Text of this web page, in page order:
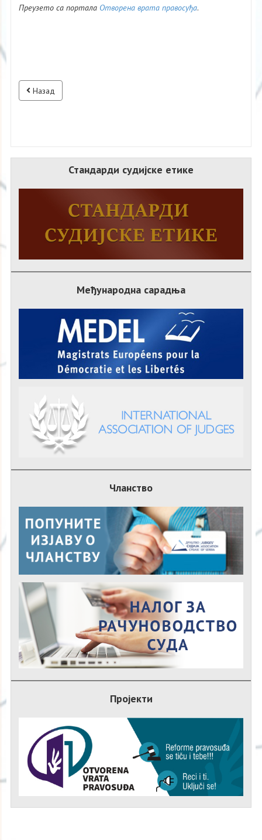
Преузето са портала Отворена врата правосуђа.
Назад
Стандарди судијске етике
Међународна сарадња
Чланство
Пројекти